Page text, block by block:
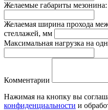
Желаемые габариты
Желаемая ширина прохода
стеллажей, мм
Максимальная нагрузка на
Комментарии
Нажимая на кнопку вы
конфиденциальности и